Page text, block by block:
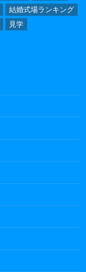
結婚式場ランキング
見学